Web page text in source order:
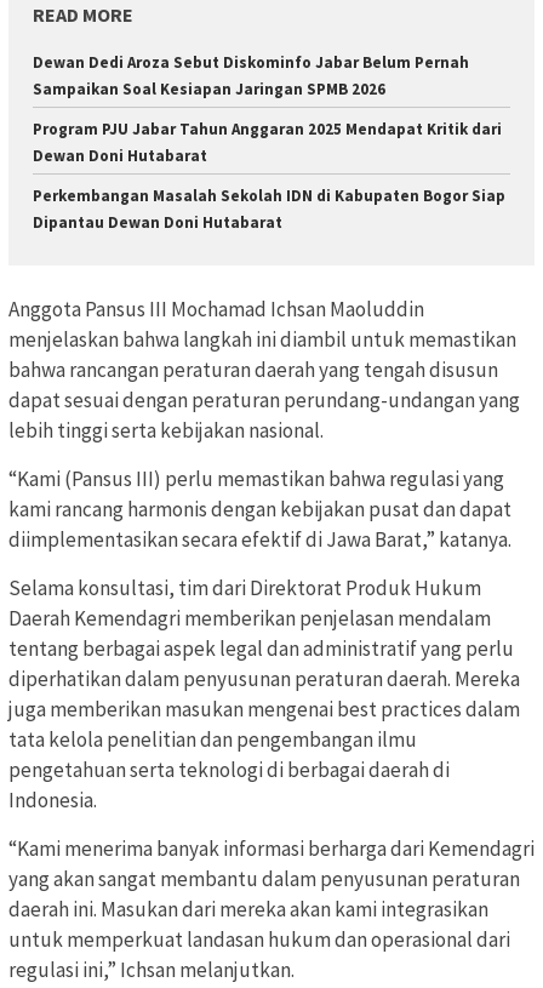
READ MORE
Dewan Dedi Aroza Sebut Diskominfo Jabar Belum Pernah
Sampaikan Soal Kesiapan Jaringan SPMB 2026
Program PJU Jabar Tahun Anggaran 2025 Mendapat Kritik dari
Dewan Doni Hutabarat
Perkembangan Masalah Sekolah IDN di Kabupaten Bogor Siap
Dipantau Dewan Doni Hutabarat
Anggota Pansus III Mochamad Ichsan Maoluddin
menjelaskan bahwa langkah ini diambil untuk memastikan
bahwa rancangan peraturan daerah yang tengah disusun
dapat sesuai dengan peraturan perundang-undangan yang
lebih tinggi serta kebijakan nasional.
“Kami (Pansus III) perlu memastikan bahwa regulasi yang
kami rancang harmonis dengan kebijakan pusat dan dapat
diimplementasikan secara efektif di Jawa Barat,” katanya.
Selama konsultasi, tim dari Direktorat Produk Hukum
Daerah Kemendagri memberikan penjelasan mendalam
tentang berbagai aspek legal dan administratif yang perlu
diperhatikan dalam penyusunan peraturan daerah. Mereka
juga memberikan masukan mengenai best practices dalam
tata kelola penelitian dan pengembangan ilmu
pengetahuan serta teknologi di berbagai daerah di
Indonesia.
“Kami menerima banyak informasi berharga dari Kemendagri
yang akan sangat membantu dalam penyusunan peraturan
daerah ini. Masukan dari mereka akan kami integrasikan
untuk memperkuat landasan hukum dan operasional dari
regulasi ini,” Ichsan melanjutkan.